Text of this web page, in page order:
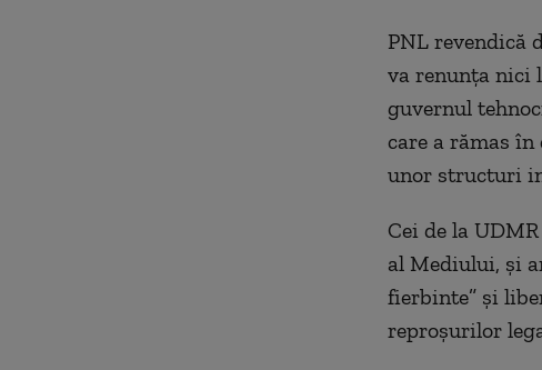
PNL revendică
va renunța nici
guvernul
care a rămas
unor structuri
Cei de la
al Mediului, și
fierbinte” și
reproșurilor